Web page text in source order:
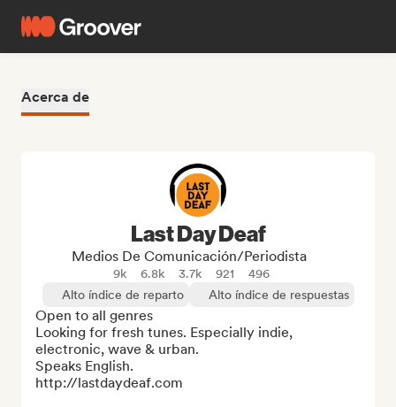
Acerca de
Last Day Deaf
Medios De Comunicación/Periodista
9k 6.8k 3.7k 921
496
Alto índice de reparto
Alto índice de respuestas
Open to all genres
Looking for fresh tunes. Especially indie,
electronic, wave & urban.
Speaks English.
http://lastdaydeaf.com